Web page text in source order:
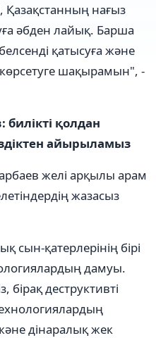
Қазақстанның нағыз
әбден лайық. Барша
қатысуға және
көрсетуге шақырамын", -
қолдан
айырыламыз
желі арқылы арам
жазасыз
сын-қатерлерінің бірі
дамуы.
бірақ деструктивті
дінаралық жек